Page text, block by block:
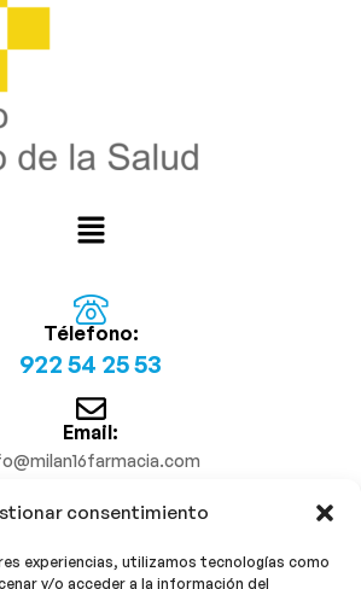
consentimiento
experiencias, utilizamos tecnologías como
y/o acceder a la información del
Télefono:
922 54 25 53
Email:
¡Síguenos!